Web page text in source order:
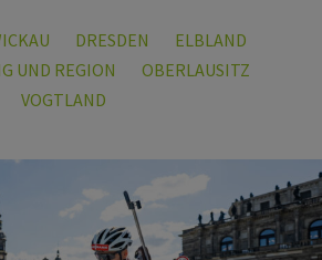
DRESDEN
ELBLAND
UND REGION
OBERLAUSITZ
VOGTLAND